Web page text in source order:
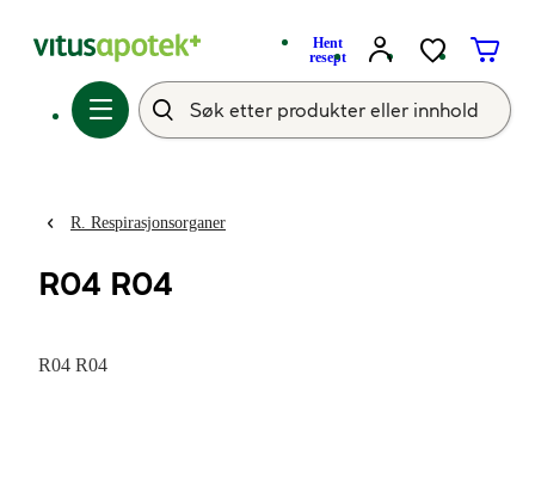
Hent
resept
R. Respirasjonsorganer
R04 R04
R04 R04